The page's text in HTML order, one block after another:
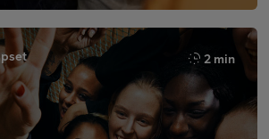
2 min